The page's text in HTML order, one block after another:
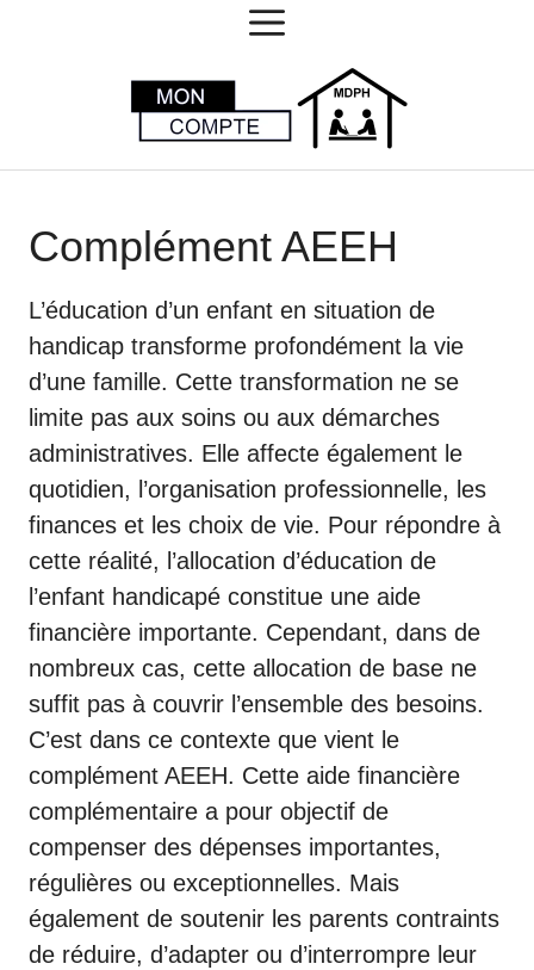
MENU
Complément AEEH
L’éducation d’un enfant en situation de
handicap transforme profondément la vie
d’une famille. Cette transformation ne se
limite pas aux soins ou aux démarches
administratives. Elle affecte également le
quotidien, l’organisation professionnelle, les
finances et les choix de vie. Pour répondre à
cette réalité, l’allocation d’éducation de
l’enfant handicapé constitue une aide
financière importante. Cependant, dans de
nombreux cas, cette allocation de base ne
suffit pas à couvrir l’ensemble des besoins.
C’est dans ce contexte que vient le
complément AEEH. Cette aide financière
complémentaire a pour objectif de
compenser des dépenses importantes,
régulières ou exceptionnelles. Mais
également de soutenir les parents contraints
de réduire, d’adapter ou d’interrompre leur